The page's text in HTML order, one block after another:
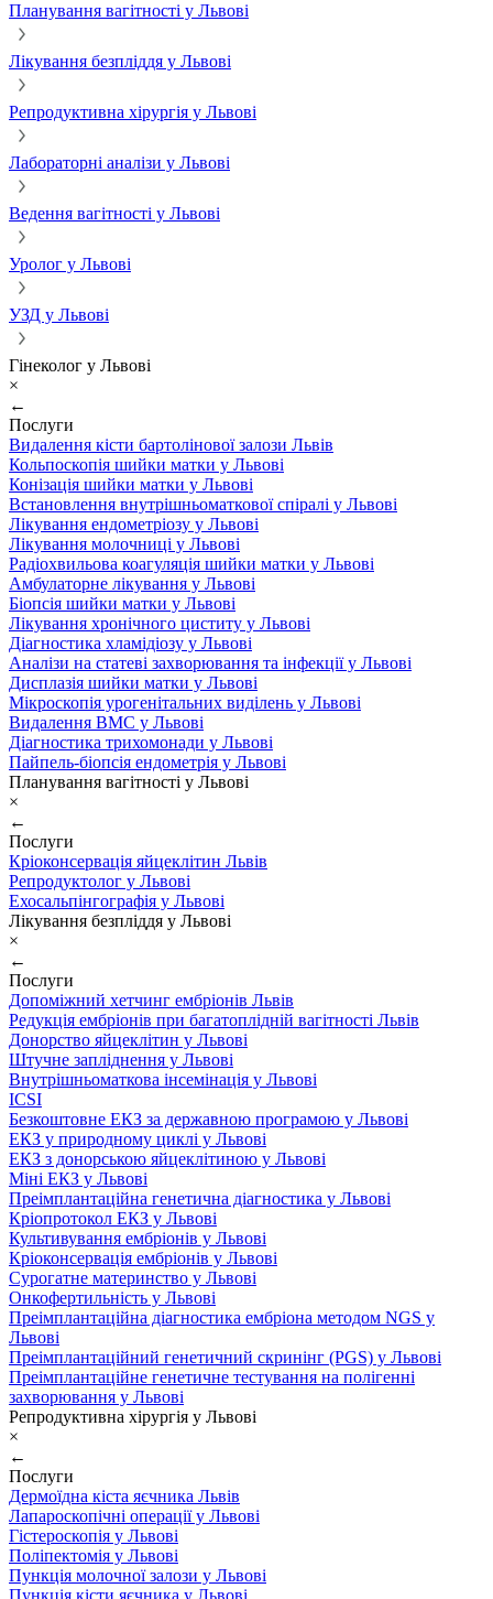
Планування вагітності у Львові
Лікування безпліддя у Львові
Репродуктивна хірургія у Львові
Лабораторні аналізи у Львові
Ведення вагітності у Львові
Уролог у Львові
УЗД у Львові
Гінеколог у Львові
×
←
Послуги
Видалення кісти бартолінової залози Львів
Кольпоскопія шийки матки у Львові
Конізація шийки матки у Львові
Встановлення внутрішньоматкової спіралі у Львові
Лікування ендометріозу у Львові
Лікування молочниці у Львові
Радіохвильова коагуляція шийки матки у Львові
Амбулаторне лікування у Львові
Біопсія шийки матки у Львові
Лікування хронічного циститу у Львові
Діагностика хламідіозу у Львові
Аналізи на статеві захворювання та інфекції у Львові
Дисплазія шийки матки у Львові
Мікроскопія урогенітальних виділень у Львові
Видалення ВМС у Львові
Діагностика трихомонади у Львові
Пайпель-біопсія ендометрія у Львові
Планування вагітності у Львові
×
←
Послуги
Кріоконсервація яйцеклітин Львів
Репродуктолог у Львові
Ехосальпінгографія у Львові
Лікування безпліддя у Львові
×
←
Послуги
Допоміжний хетчинг ембріонів Львів
Редукція ембріонів при багатоплідній вагітності Львів
Донорство яйцеклітин у Львові
Штучне запліднення у Львові
Внутрішньоматкова інсемінація у Львові
ICSI
Безкоштовне ЕКЗ за державною програмою у Львові
ЕКЗ у природному циклі у Львові
ЕКЗ з донорською яйцеклітиною у Львові
Міні ЕКЗ у Львові
Преімплантаційна генетична діагностика у Львові
Кріопротокол ЕКЗ у Львові
Культивування ембріонів у Львові
Кріоконсервація ембріонів у Львові
Сурогатне материнство у Львові
Онкофертильність у Львові
Преімплантаційна діагностика ембріона методом NGS у
Львові
Преімплантаційний генетичний скринінг (PGS) у Львові
Преімплантаційне генетичне тестування на полігенні
захворювання у Львові
Репродуктивна хірургія у Львові
×
←
Послуги
Дермоїдна кіста яєчника Львів
Лапароскопічні операції у Львові
Гістероскопія у Львові
Поліпектомія у Львові
Пункція молочної залози у Львові
Пункція кісти яєчника у Львові